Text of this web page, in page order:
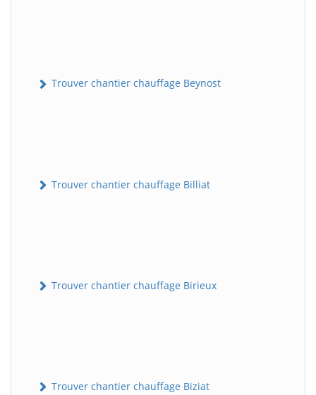
Trouver chantier chauffage Beynost
Trouver chantier chauffage Billiat
Trouver chantier chauffage Birieux
Trouver chantier chauffage Biziat